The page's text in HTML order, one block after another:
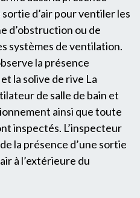
sortie d’air pour ventiler les
d’obstruction ou de
systèmes de ventilation.
la présence
la solive de rive La
de salle de bain et
ainsi que toute
inspectés. L’inspecteur
la présence d’une sortie
à l’extérieure du